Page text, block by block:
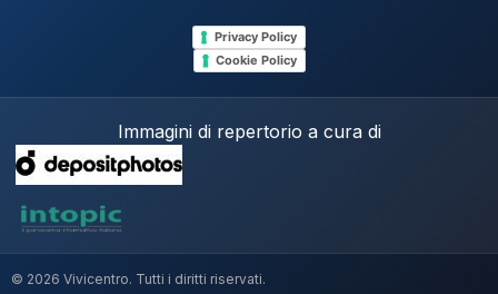
Privacy Policy
Cookie Policy
Immagini di repertorio a cura di
© 2026 Vivicentro. Tutti i diritti riservati.